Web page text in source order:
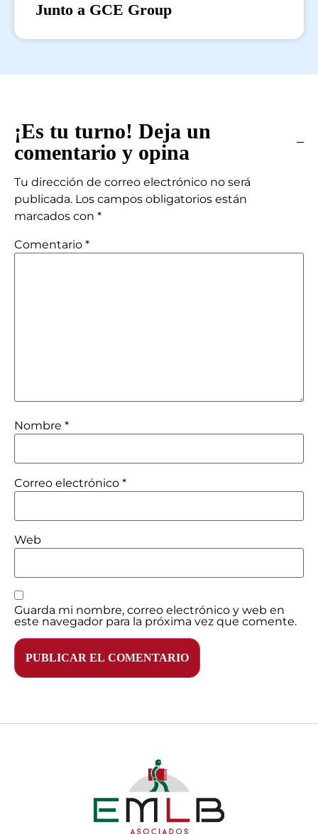
Junto a GCE Group
¡Es tu turno! Deja un
comentario y opina
Tu dirección de correo electrónico no será
publicada. Los campos obligatorios están
marcados con *
Comentario *
Nombre *
Correo electrónico *
Web
Guarda mi nombre, correo electrónico y web en
este navegador para la próxima vez que comente.